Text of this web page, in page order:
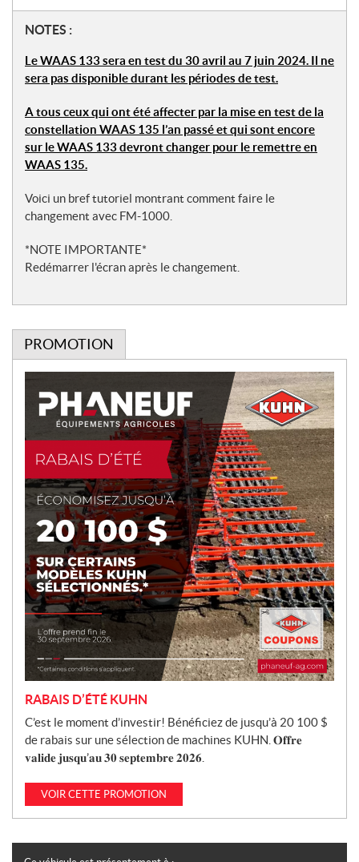
N
t
e
NOTES :
Le WAAS 133 sera en test du 30 avril au 7 juin 2024. Il ne
sera pas disponible durant les périodes de test.
A tous ceux qui ont été affecter par la mise en test de la
constellation WAAS 135 l’an passé et qui sont encore
sur le WAAS 133 devront changer pour le remettre en
WAAS 135.
Voici un bref tutoriel montrant comment faire le
changement avec FM-1000.
*NOTE IMPORTANTE*
Redémarrer l'écran après le changement.
PROMOTION
m
i
o
RABAIS D’ÉTÉ KUHN
C’est le moment d’investir! Bénéficiez de jusqu’à 20 100 $
de rabais sur une sélection de machines KUHN. 𝐎𝐟𝐟𝐫𝐞
𝐯𝐚𝐥𝐢𝐝𝐞 𝐣𝐮𝐬𝐪𝐮’𝐚𝐮 𝟑𝟎 𝐬𝐞𝐩𝐭𝐞𝐦𝐛𝐫𝐞 𝟐𝟎𝟐𝟔.
VOIR CETTE PROMOTION